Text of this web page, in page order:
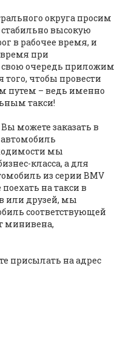
округа просим
высокую
в рабочее время, и
при
очередь приложим
чтобы провести
путем – ведь именно
такси!
можете заказать в
мы
класса, а для
из серии BMV
на такси в
или друзей, мы
соответствующей
минивена,
присылать на адрес